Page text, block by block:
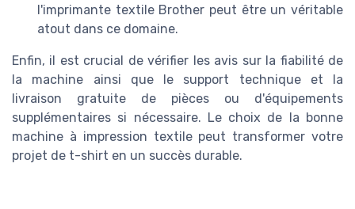
l'imprimante textile Brother peut être un véritable
atout dans ce domaine.
Enfin, il est crucial de vérifier les avis sur la fiabilité de
la machine ainsi que le support technique et la
livraison gratuite de pièces ou d'équipements
supplémentaires si nécessaire. Le choix de la bonne
machine à impression textile peut transformer votre
projet de t-shirt en un succès durable.